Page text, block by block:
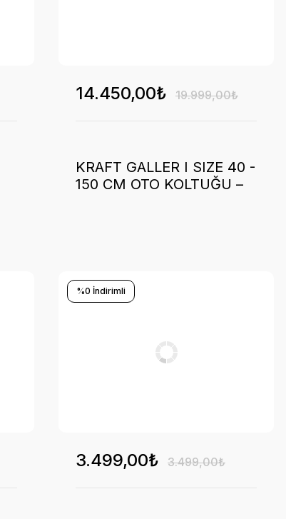
14.450,00₺ 19.999,00₺
KRAFT GALLER I SIZE 40 -
150 CM OTO KOLTUĞU –
%0 İndirimli
3.499,00₺ 3.499,00₺